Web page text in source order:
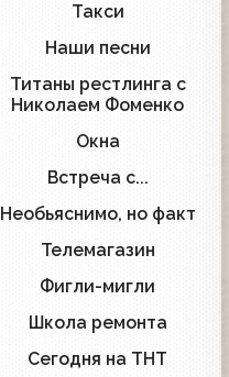
Такси
Наши песни
9
Титаны рестлинга с
Николаем Фоменко
Окна
Встреча с...
5
Необьяснимо, но факт
Телемагазин
Фигли-мигли
Школа ремонта
Сегодня на ТНТ